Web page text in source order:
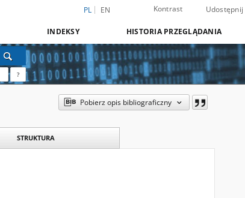
PL EN Kontrast Udostępnij
INDEKSY HISTORIA PRZEGLĄDANIA
?
Pobierz opis bibliograficzny
STRUKTURA